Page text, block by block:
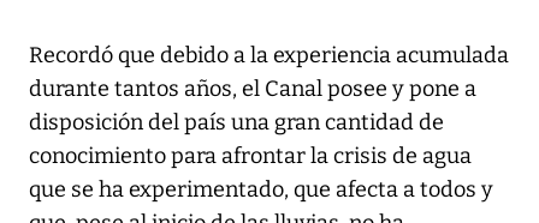
Recordó que debido a la experiencia acumulada
durante tantos años, el Canal posee y pone a
disposición del país una gran cantidad de
conocimiento para afrontar la crisis de agua
que se ha experimentado, que afecta a todos y